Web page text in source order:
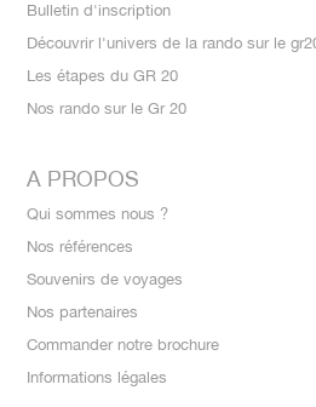
Bulletin d'inscription
Découvrir l'univers de la rando sur le
Les étapes du GR 20
Nos rando sur le Gr 20
A PROPOS
Qui sommes nous ?
Nos références
Souvenirs de voyages
Nos partenaires
Commander notre brochure
Informations légales